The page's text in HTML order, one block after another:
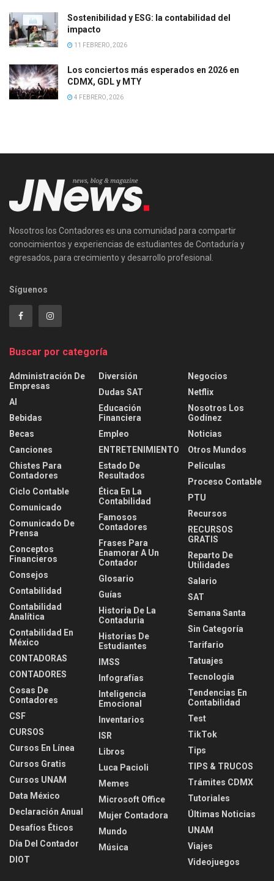
Sostenibilidad y ESG: la contabilidad del
impacto
11 FEBRERO, 2026
Los conciertos más esperados en 2026 en
CDMX, GDL y MTY
4 FEBRERO, 2026
Nosotros los Contadores es una comunidad para compartir
conocimientos y experiencias de estudiantes de Contaduría y
egresados, para crecimiento y desarrollo profesional.
Síguenos
Buscar por categoría
Administración De
Empresas
AI
Bebidas
Becas
Canciones
Chistes Para
Contadores
Ciclo Contable
Comunicado
Comunicado De
Prensa
Conceptos
Financieros
Consejos
Contabilidad
Contabilidad
Analítica
Contabilidad En
México
CONTADORAS
CONTADORES
Cosas De
Contadores
CSF
CURSOS
Cursos En Línea
Cursos Gratis
Cursos UNAM
Data México
Declaración Anual
Desafíos Éticos
Día Del Contador
DIOT
Diversión
Dudas SAT
Educación
Financiera
Empleo
ENTRETENIMIENTO
Estado De
Resultados
Ética En La
Contabilidad
Famosos
Contadores
Frases Para
Enamorar A Un
Contador
Glosario
Guías
Historia De La
Contaduria
Historias De
Estudiantes
IMSS
Infografías
Inteligencia
Emocional
Inventarios
ISR
Libros
Luca Pacioli
Memes
Microsoft Office
Mujer Contadora
Mundo
Música
Negocios
Netflix
Nosotros Los
Godínez
Noticias
Otros Mundos
Películas
Proceso Contable
PTU
Recursos
RECURSOS
GRATIS
Reparto De
Utilidades
Salario
SAT
Semana Santa
Sin Categoría
Tarifario
Tatuajes
Tecnología
Tendencias En
Contabilidad
Test
TikTok
Tips
TIPS & TRUCOS
Trámites CDMX
Tutoriales
Últimas Noticias
UNAM
Viajes
Videojuegos